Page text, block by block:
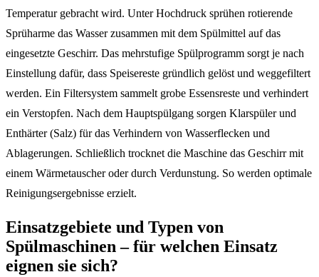
Temperatur gebracht wird. Unter Hochdruck sprühen rotierende
Sprüharme das Wasser zusammen mit dem Spülmittel auf das
eingesetzte Geschirr. Das mehrstufige Spülprogramm sorgt je nach
Einstellung dafür, dass Speisereste gründlich gelöst und weggefiltert
werden. Ein Filtersystem sammelt grobe Essensreste und verhindert
ein Verstopfen. Nach dem Hauptspülgang sorgen Klarspüler und
Enthärter (Salz) für das Verhindern von Wasserflecken und
Ablagerungen. Schließlich trocknet die Maschine das Geschirr mit
einem Wärmetauscher oder durch Verdunstung. So werden optimale
Reinigungsergebnisse erzielt.
Einsatzgebiete und Typen von
Spülmaschinen – für welchen Einsatz
eignen sie sich?